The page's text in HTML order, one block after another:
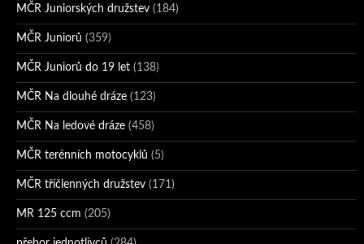
MČR Juniorských družstev (184)
MČR Juniorů (359)
MČR Juniorů do 19 let (138)
MČR Na dlouhé dráze (123)
MČR Na ledové dráze (458)
MČR terénních motocyklů (5)
MČR tříčlenných družstev (171)
MR 125 ccm (205)